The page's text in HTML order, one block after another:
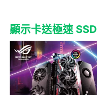
顯示卡送極速 SSD